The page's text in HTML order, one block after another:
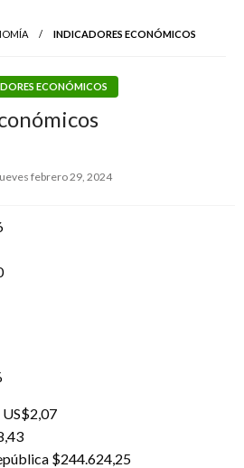
INDICADORES ECONÓMICOS
ECONÓMICOS
febrero 29, 2024
$244.624,25